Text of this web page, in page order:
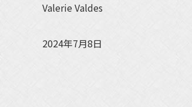
Valerie Valdes
2024年7月8日